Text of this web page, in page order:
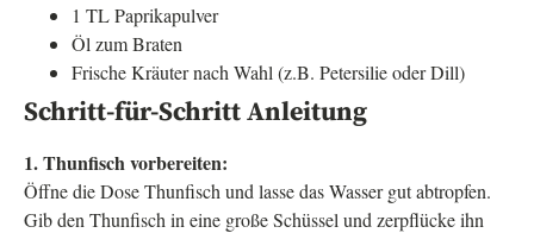
1 TL Paprikapulver
Öl zum Braten
Frische Kräuter nach Wahl (z.B. Petersilie oder Dill)
Schritt-für-Schritt Anleitung
1. Thunfisch vorbereiten:
Öffne die Dose Thunfisch und lasse das Wasser gut abtropfen.
Gib den Thunfisch in eine große Schüssel und zerpflücke ihn